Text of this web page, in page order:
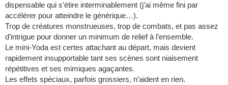
dispensable qui s’étire interminablement (j’ai même fini par
accélérer pour atteindre le générique…).
Trop de créatures monstrueuses, trop de combats, et pas assez
d’intrigue pour donner un minimum de relief à l’ensemble.
Le mini‑Yoda est certes attachant au départ, mais devient
rapidement insupportable tant ses scènes sont niaisement
répétitives et ses mimiques agaçantes.
Les effets spéciaux, parfois grossiers, n’aident en rien.